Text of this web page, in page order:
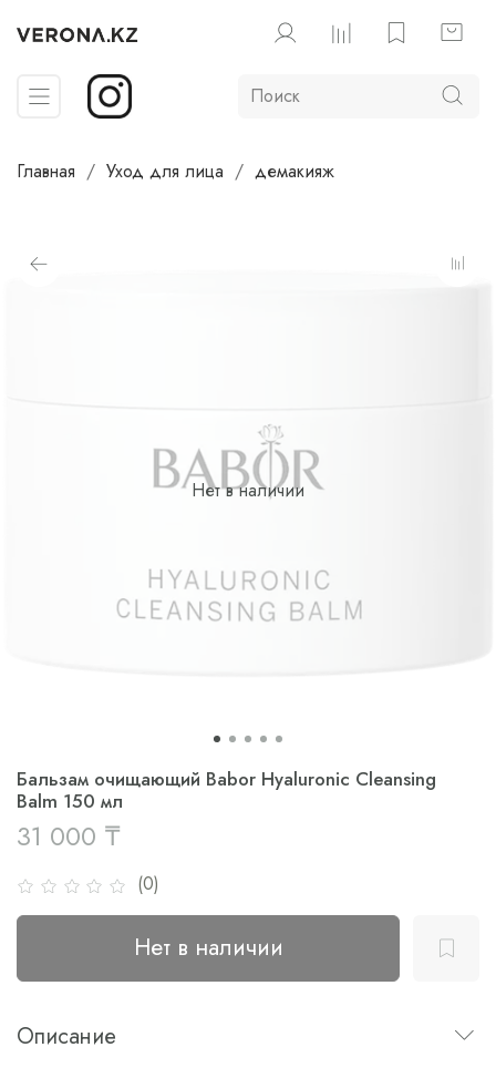
Главная Уход для лица демакияж
Нет в наличии
(0)
Бальзам очищающий Babor Hyaluronic Cleansing
Balm 150 мл
31 000 ₸
Нет в наличии
Описание